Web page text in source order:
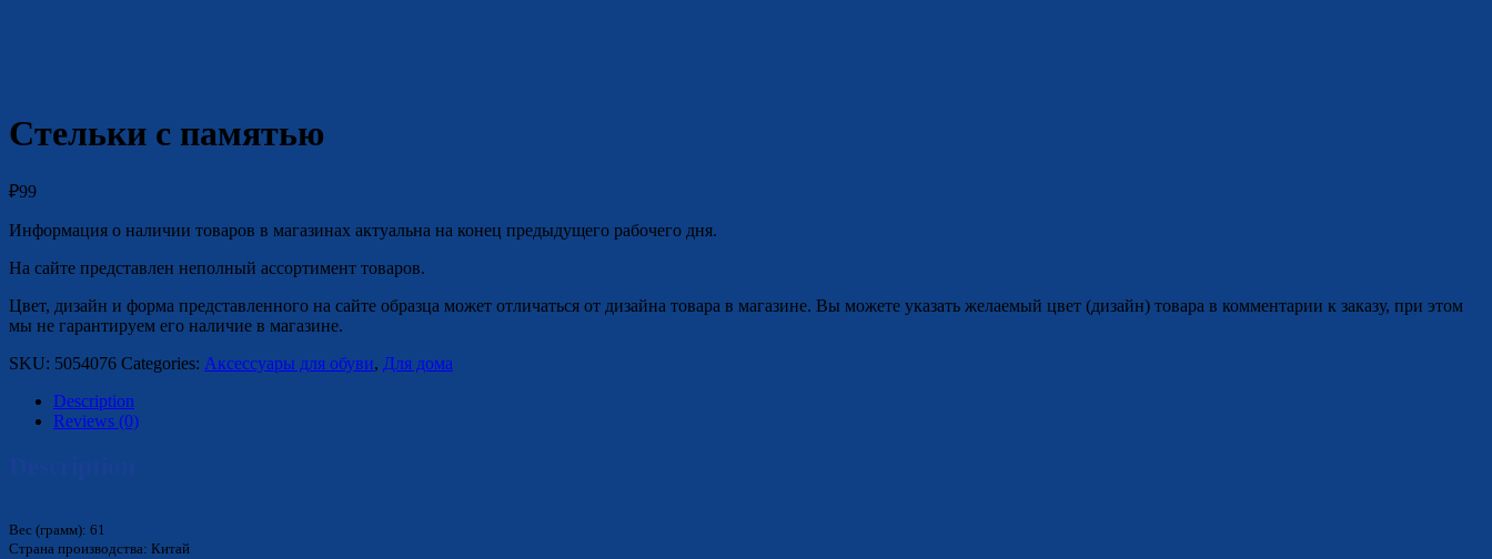
Стельки с памятью
₽99
Информация о наличии товаров в магазинах актуальна на конец предыдущего рабочего дня.
На сайте представлен неполный ассортимент товаров.
Цвет, дизайн и форма представленного на сайте образца может отличаться от дизайна товара в магазине. Вы можете указать желаемый цвет (дизайн) товара в комментарии к заказу, при этом
мы не гарантируем его наличие в магазине.
SKU: 5054076 Categories: Аксессуары для обуви, Для дома
Description
Reviews (0)
Вес (грамм): 61
Страна производства: Китай